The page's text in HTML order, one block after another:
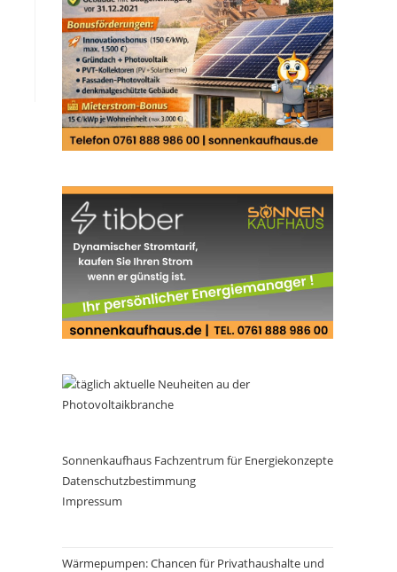
Sonnenkaufhaus Fachzentrum für Energiekonzepte
Datenschutzbestimmung
Impressum
Wärmepumpen: Chancen für Privathaushalte und